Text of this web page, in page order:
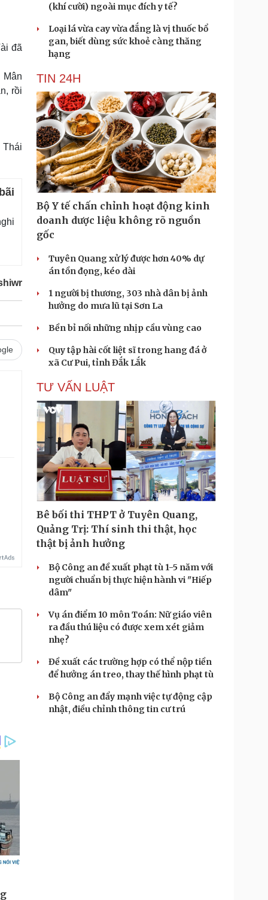
đã
Mân
rồi
Thái
(khí cười) ngoài mục đích y tế?
Loại lá vừa cay vừa đắng là vị thuốc bổ
gan, biết dùng sức khoẻ càng thăng
hạng
TIN 24H
Bộ Y tế chấn chỉnh hoạt động kinh
doanh dược liệu không rõ nguồn
gốc
Tuyên Quang xử lý được hơn 40% dự
án tồn đọng, kéo dài
1 người bị thương, 303 nhà dân bị ảnh
hưởng do mưa lũ tại Sơn La
Bền bỉ nối những nhịp cầu vùng cao
Quy tập hài cốt liệt sĩ trong hang đá ở
xã Cư Pui, tỉnh Đắk Lắk
TƯ VẤN LUẬT
Bê bối thi THPT ở Tuyên Quang,
Quảng Trị: Thí sinh thi thật, học
thật bị ảnh hưởng
Bộ Công an đề xuất phạt tù 1-5 năm với
người chuẩn bị thực hiện hành vi "Hiếp
dâm"
Vụ án điểm 10 môn Toán: Nữ giáo viên
ra đầu thú liệu có được xem xét giảm
nhẹ?
Đề xuất các trường hợp có thể nộp tiền
để hưởng án treo, thay thế hình phạt tù
Bộ Công an đẩy mạnh việc tự động cập
nhật, điều chỉnh thông tin cư trú